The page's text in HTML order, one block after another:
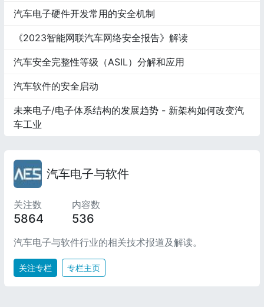
汽车电子硬件开发常用的安全机制
《2023智能网联汽车网络安全报告》解读
汽车安全完整性等级（ASIL）分解和应用
汽车软件的安全启动
未来电子/电子体系结构的发展趋势 - 新架构如何改变汽
车工业
汽车电子与软件
关注数
5864
内容数
536
汽车电子与软件行业的相关技术报道及解读。
关注专栏 专栏主页